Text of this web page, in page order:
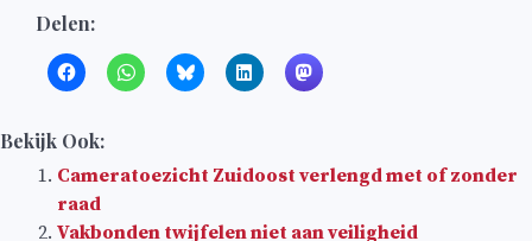
Delen:
Bekijk Ook:
Cameratoezicht Zuidoost verlengd met of zonder
raad
Vakbonden twijfelen niet aan veiligheid